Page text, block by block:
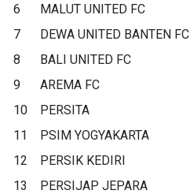
6 MALUT UNITED FC
7
DEWA UNITED BANTEN FC
8
BALI UNITED FC
9
AREMA FC
10
PERSITA
11
PSIM YOGYAKARTA
12
PERSIK KEDIRI
13
PERSIJAP JEPARA